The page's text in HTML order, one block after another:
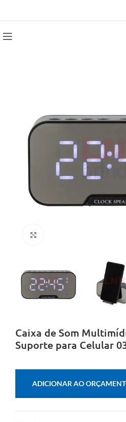
Caixa de Som
Suporte para Celular
ADICIONAR AO